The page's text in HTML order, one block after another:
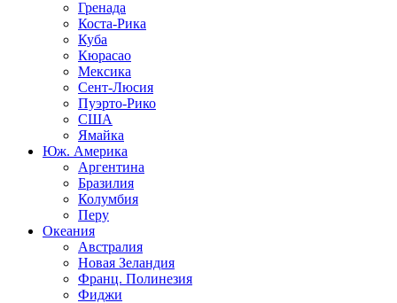
Гренада
Коста-Рика
Куба
Кюрасао
Мексика
Сент-Люсия
Пуэрто-Рико
США
Ямайка
Юж. Америка
Аргентина
Бразилия
Колумбия
Перу
Океания
Австралия
Новая Зеландия
Франц. Полинезия
Фиджи